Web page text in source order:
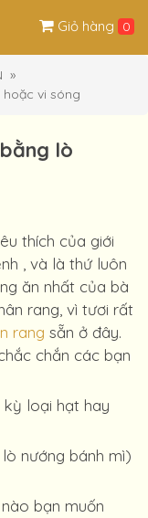
Giỏ hàng 0
vi sóng
lò
thích của giới
, và là thứ luôn
ăn nhất của bà
rang, vì tươi rất
rang sẵn ở đây.
chắn các bạn
kỳ loại hạt hay
nướng bánh mì)
bạn muốn